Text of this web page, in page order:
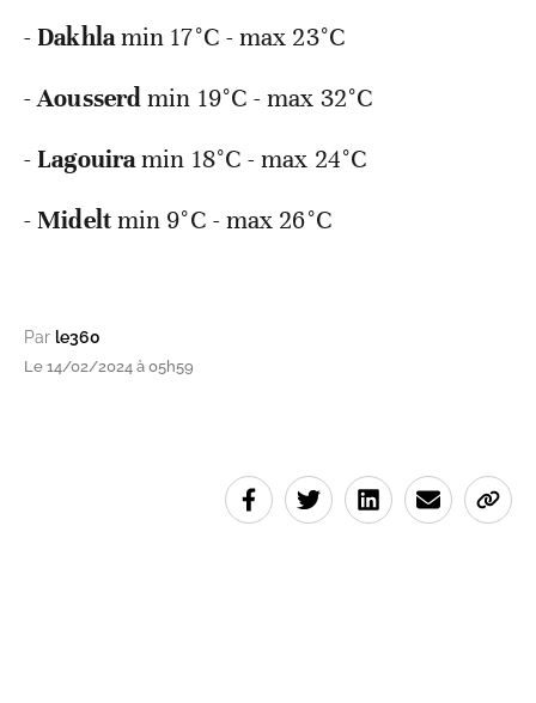
-Dakhlamin 17°C - max 23°C
-Aousserdmin 19°C - max 32°C
-Lagouiramin 18°C - max 24°C
-Mideltmin 9°C - max 26°C
Par le360
Le 14/02/2024 à 05h59